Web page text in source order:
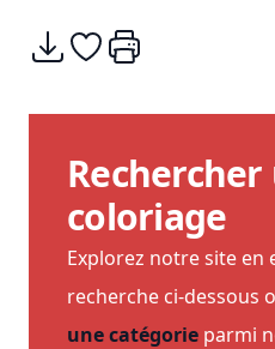
Télécharger
Ajouter à mes coups
Imprimer
coloriage
Explorez notre site
recherche ci-dessous
une catégorie parmi